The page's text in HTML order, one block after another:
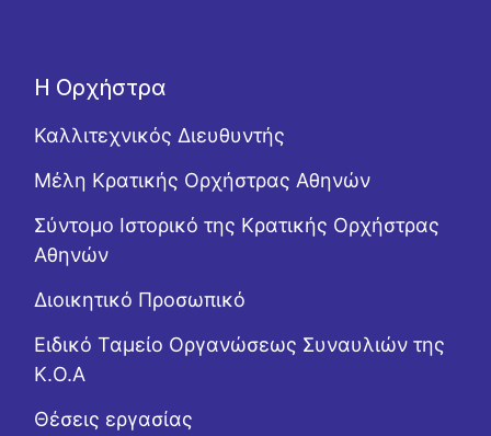
Η Ορχήστρα
Καλλιτεχνικός Διευθυντής
Μέλη Κρατικής Ορχήστρας Αθηνών
Σύντομο Ιστορικό της Κρατικής Ορχήστρας
Αθηνών
Διοικητικό Προσωπικό
Ειδικό Ταμείο Οργανώσεως Συναυλιών της
Κ.Ο.Α
Θέσεις εργασίας